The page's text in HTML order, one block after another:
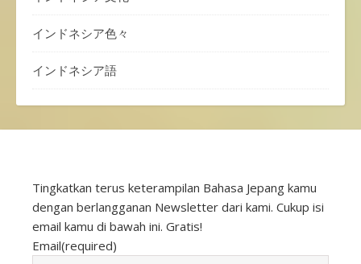
インドネシア色々
インドネシア語
Tingkatkan terus keterampilan Bahasa Jepang kamu
dengan berlangganan Newsletter dari kami. Cukup isi
email kamu di bawah ini. Gratis!
Email(required)